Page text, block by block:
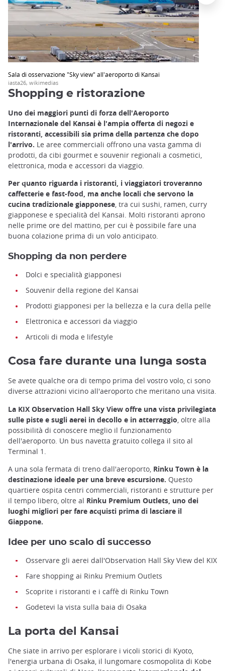
Sala di osservazione "Sky view" all'aeroporto di Kansai
iasta26, wikimedias
Shopping e ristorazione
Uno dei maggiori punti di forza dell'Aeroporto
Internazionale del Kansai è l'ampia offerta di negozi e
ristoranti, accessibili sia prima della partenza che dopo
l'arrivo. Le aree commerciali offrono una vasta gamma di
prodotti, da cibi gourmet e souvenir regionali a cosmetici,
elettronica, moda e accessori da viaggio.
Per quanto riguarda i ristoranti, i viaggiatori troveranno
caffetterie e fast-food, ma anche locali che servono la
cucina tradizionale giapponese, tra cui sushi, ramen, curry
giapponese e specialità del Kansai. Molti ristoranti aprono
nelle prime ore del mattino, per cui è possibile fare una
buona colazione prima di un volo anticipato.
Shopping da non perdere
Dolci e specialità giapponesi
Souvenir della regione del Kansai
Prodotti giapponesi per la bellezza e la cura della pelle
Elettronica e accessori da viaggio
Articoli di moda e lifestyle
Cosa fare durante una lunga sosta
Se avete qualche ora di tempo prima del vostro volo, ci sono
diverse attrazioni vicino all'aeroporto che meritano una visita.
La KIX Observation Hall Sky View offre una vista privilegiata
sulle piste e sugli aerei in decollo e in atterraggio , oltre alla
possibilità di conoscere meglio il funzionamento
dell'aeroporto. Un bus navetta gratuito collega il sito al
Terminal 1.
A una sola fermata di treno dall'aeroporto, Rinku Town è la
destinazione ideale per una breve escursione. Questo
quartiere ospita centri commerciali, ristoranti e strutture per
il tempo libero, oltre al Rinku Premium Outlets, uno dei
luoghi migliori per fare acquisti prima di lasciare il
Giappone.
Idee per uno scalo di successo
Osservare gli aerei dall'Observation Hall Sky View del KIX
Fare shopping ai Rinku Premium Outlets
Scoprite i ristoranti e i caffè di Rinku Town
Godetevi la vista sulla baia di Osaka
La porta del Kansai
Che siate in arrivo per esplorare i vicoli storici di Kyoto,
l'energia urbana di Osaka, il lungomare cosmopolita di Kobe